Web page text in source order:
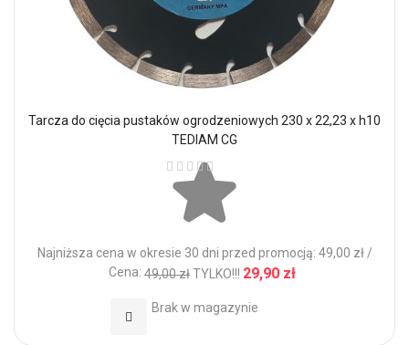
Tarcza do cięcia pustaków ogrodzeniowych 230 x 22,23 x h10
TEDIAM CG
Ocena:
Najniższa cena w okresie 30 dni przed promocją: 49,00 zł /
Cena: 49,00 złTYLKO!!! 29,90 zł
Brak w magazynie
Dodaj do Ulubionych